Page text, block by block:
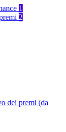
1
2
dei premi (da